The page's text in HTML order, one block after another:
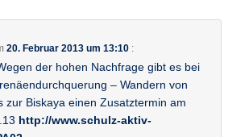
20. Februar 2013 um 13:10 :
der hohen Nachfrage gibt es bei
– Wandern von
zur Biskaya einen Zusatztermin am
http://www.schulz-aktiv-